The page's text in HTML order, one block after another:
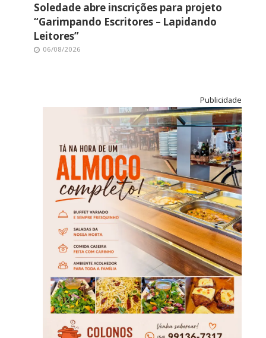
Soledade abre inscrições para projeto
“Garimpando Escritores – Lapidando
Leitores”
06/08/2026
Publicidade